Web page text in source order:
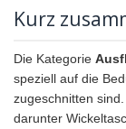
Kurz
Die Kategorie
speziell auf die
zugeschnitten
darunter